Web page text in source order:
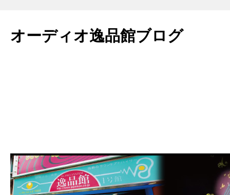
テ
ン
オーディオ逸品館ブログ